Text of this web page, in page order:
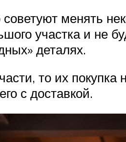
менять
участка и не
деталях.
то их покупка
с доставкой.